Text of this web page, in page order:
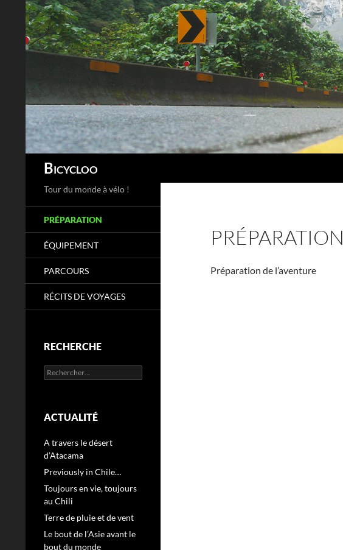
contenu
Bicycloo
Recherche
PRÉPARATION
Préparation de l’aventure
Tour du monde à vélo !
PRÉPARATION
ÉQUIPEMENT
PARCOURS
RÉCITS DE VOYAGES
RECHERCHE
Rechercher :
ACTUALITÉ
A travers le désert
d’Atacama
Previously in Chile…
Toujours en vie, toujours
au Chili
Terre de pluie et de vent
Le bout de l’Asie avant le
bout du monde